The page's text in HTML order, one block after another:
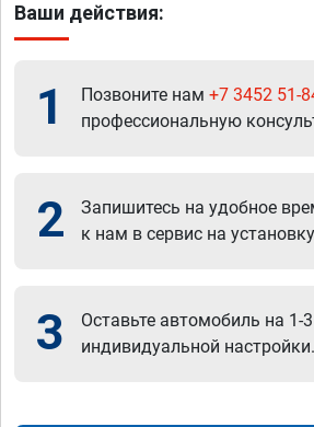
Ваши действия:
1 Позвоните нам +7 3452 51-
профессиональную
2
Запишитесь на удобное
к нам в сервис на
3
Оставьте автомобиль на 1-
индивидуальной настройки.